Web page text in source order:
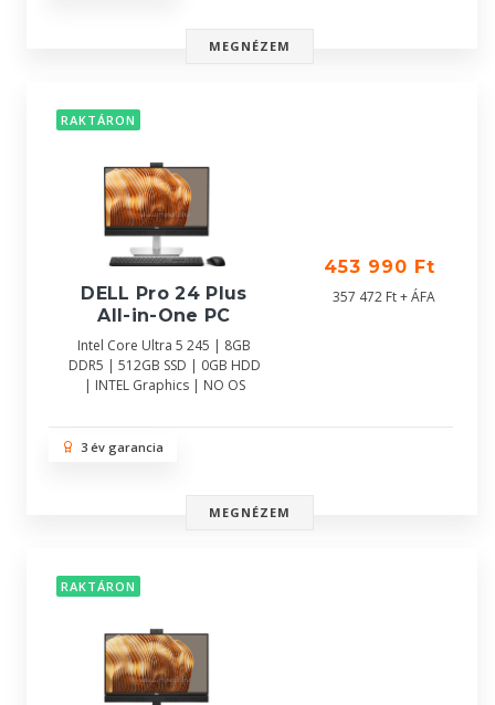
MEGNÉZEM
RAKTÁRON
DELL Pro 24 Plus
All-in-One PC
Intel Core Ultra 5 245 | 8GB
DDR5 | 512GB SSD | 0GB HDD
| INTEL Graphics | NO OS
453 990 Ft
357 472 Ft + ÁFA
3 év garancia
MEGNÉZEM
RAKTÁRON